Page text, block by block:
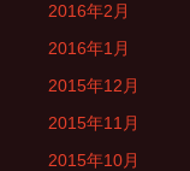
2016年2月
2016年1月
2015年12月
2015年11月
2015年10月